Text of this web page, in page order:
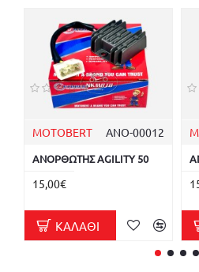
MOTOBERT ΑΝΟ-00012
ΑΝΟΡΘΩΤΗΣ AGILITY 50
15,00€
ΚΑΛΆΘΙ